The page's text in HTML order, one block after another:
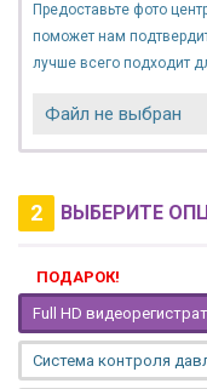
Предоставьте фото
поможет нам
лучше всего подходит
Файл не выбран
2 ВЫБЕРИТЕ
ПОДАРОК!
Full HD
Система контроля